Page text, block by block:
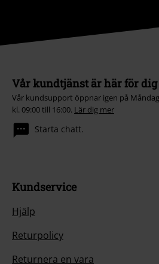
Vår kundtjänst är här för dig
Vår kundsupport öppnar igen på
kl. 09:00 till 16:00. Lär dig mer
Starta chatt.
Kundservice
Hjälp
Returpolicy
Returnera en vara